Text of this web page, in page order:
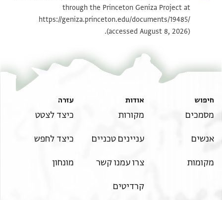
תנאי היתר שימוש בתצלום
through the Princeton Geniza Project at
https://geniza.princeton.edu/documents/19485/
(accessed August 8, 2026).
חיפוש
מסמכים
אנשים
מקומות
אודות
מקורות
עניינים טכניים
צרו עמנו קשר
קרדיטים
עזרה
כיצד לצטט
כיצד לחפש
מונחון